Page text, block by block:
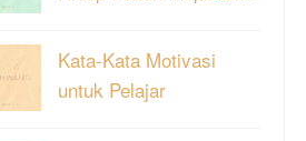
Kata-Kata Motivasi
untuk Pelajar